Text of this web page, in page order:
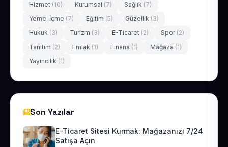
Hizmet (10) Kurumsal (7) Sağlık (7)
Yeme-İçme (7) Eğitim (5) Güzellik (3)
Hukuk (3) Turizm (3) E-Ticaret (2) Spor (2)
Tanıtım (2) Emlak (1) Finans (1) Mağaza (1)
Yayıncılık (1)
Son Yazılar
E-Ticaret Sitesi Kurmak: Mağazanızı 7/24
Satışa Açın